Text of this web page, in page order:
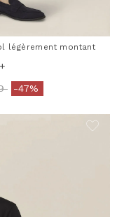
légèrement montant
+
from
to-47%